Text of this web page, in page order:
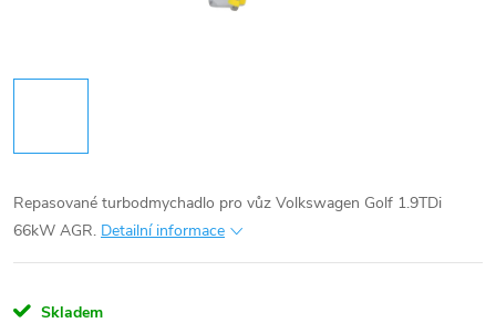
Repasované turbodmychadlo pro vůz Volkswagen Golf 1.9TDi
66kW AGR. Detailní informace
Skladem